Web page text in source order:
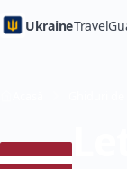
Ukraine